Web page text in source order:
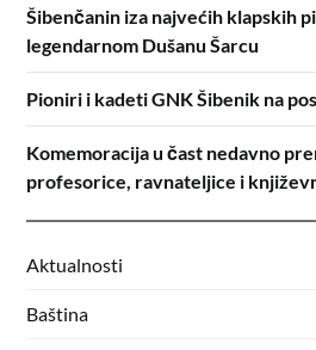
Šibenčanin iza najvećih klapskih
legendarnom Dušanu Šarcu
Pioniri i kadeti GNK Šibenik na
Komemoracija u čast nedavno
profesorice, ravnateljice i
Aktualnosti
Baština